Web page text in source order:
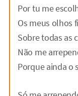
Por tu me
Os meus olhos
Sobre todas as
Não me
Porque ainda o